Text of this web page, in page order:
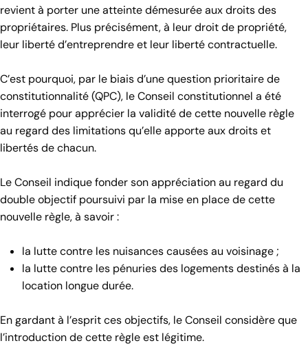
revient à porter une atteinte démesurée aux droits des
propriétaires. Plus précisément, à leur droit de propriété,
leur liberté d’entreprendre et leur liberté contractuelle.
C’est pourquoi, par le biais d’une question prioritaire de
constitutionnalité (QPC), le Conseil constitutionnel a été
interrogé pour apprécier la validité de cette nouvelle règle
au regard des limitations qu’elle apporte aux droits et
libertés de chacun.
Le Conseil indique fonder son appréciation au regard du
double objectif poursuivi par la mise en place de cette
nouvelle règle, à savoir :
la lutte contre les nuisances causées au voisinage ;
la lutte contre les pénuries des logements destinés à la
location longue durée.
En gardant à l’esprit ces objectifs, le Conseil considère que
l’introduction de cette règle est légitime.